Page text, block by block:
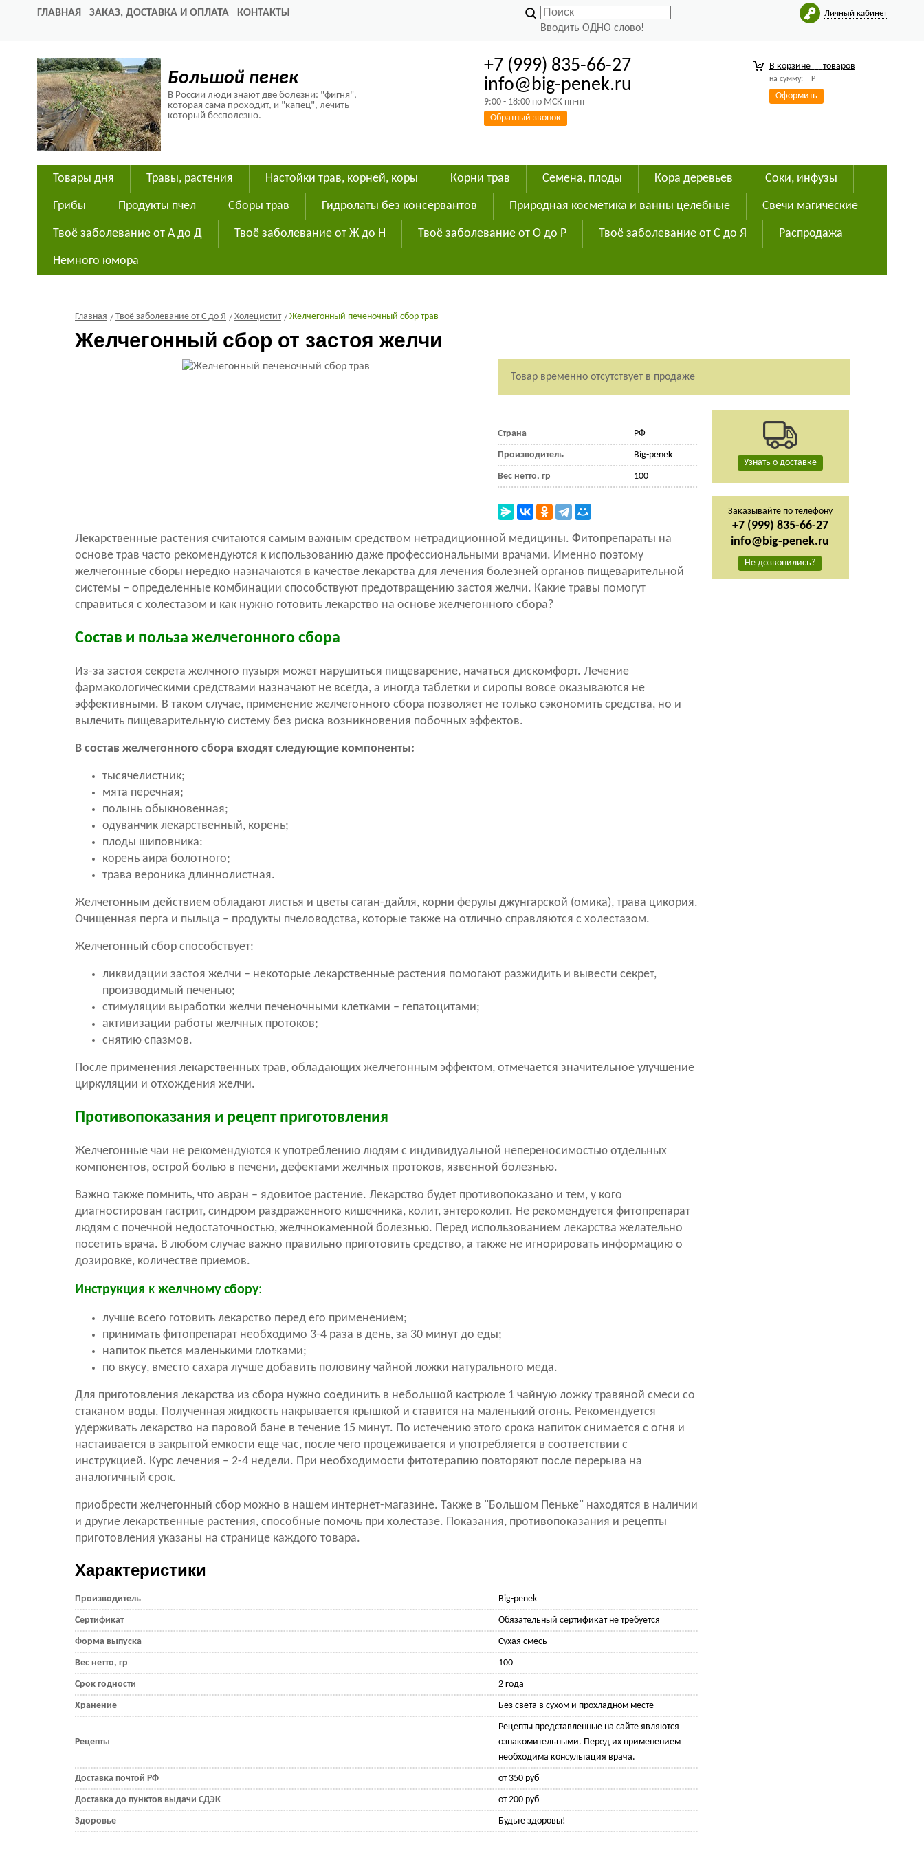
ГЛАВНАЯ ЗАКАЗ, ДОСТАВКА И ОПЛАТА
КОНТАКТЫ
Вводить ОДНО слово!
Личный кабинет
Большой пенек
В России люди знают две болезни: "фигня",
которая сама проходит, и "капец", лечить
который бесполезно.
+7 (999) 835-66-27
info@big-penek.ru
9:00 - 18:00 по МСК пн-пт
Обратный звонок
В корзине товаров
на сумму: Р
Оформить
Товары дня Травы, растения Настойки трав, корней, коры Корни трав Семена, плоды Кора деревьев Соки, инфузы
Грибы Продукты пчел Сборы трав Гидролаты без консервантов Природная косметика и ванны целебные Свечи магические
Твоё заболевание от А до Д Твоё заболевание от Ж до Н Твоё заболевание от О до Р Твоё заболевание от С до Я Распродажа
Немного юмора
Главная Твоё заболевание от С до Я Холецистит Желчегонный печеночный сбор трав
Желчегонный сбор от застоя желчи
Товар временно отсутствует в продаже
Страна РФ
Производитель Big-penek
Вес нетто, гр 100
Лекарственные растения считаются самым важным средством нетрадиционной медицины. Фитопрепараты на
основе трав часто рекомендуются к использованию даже профессиональными врачами. Именно поэтому
желчегонные сборы нередко назначаются в качестве лекарства для лечения болезней органов пищеварительной
системы – определенные комбинации способствуют предотвращению застоя желчи. Какие травы помогут
справиться с холестазом и как нужно готовить лекарство на основе желчегонного сбора?
Состав и польза желчегонного сбора
Из-за застоя секрета желчного пузыря может нарушиться пищеварение, начаться дискомфорт. Лечение
фармакологическими средствами назначают не всегда, а иногда таблетки и сиропы вовсе оказываются не
эффективными. В таком случае, применение желчегонного сбора позволяет не только сэкономить средства, но и
вылечить пищеварительную систему без риска возникновения побочных эффектов.
В состав желчегонного сбора входят следующие компоненты:
тысячелистник;
мята перечная;
полынь обыкновенная;
одуванчик лекарственный, корень;
плоды шиповника:
корень аира болотного;
трава вероника длиннолистная.
Желчегонным действием обладают листья и цветы саган-дайля, корни ферулы джунгарской (омика), трава цикория.
Очищенная перга и пыльца – продукты пчеловодства, которые также на отлично справляются с холестазом.
Желчегонный сбор способствует:
ликвидации застоя желчи – некоторые лекарственные растения помогают разжидить и вывести секрет,
производимый печенью;
стимуляции выработки желчи печеночными клетками – гепатоцитами;
активизации работы желчных протоков;
снятию спазмов.
После применения лекарственных трав, обладающих желчегонным эффектом, отмечается значительное улучшение
циркуляции и отхождения желчи.
Противопоказания и рецепт приготовления
Желчегонные чаи не рекомендуются к употреблению людям с индивидуальной непереносимостью отдельных
компонентов, острой болью в печени, дефектами желчных протоков, язвенной болезнью.
Важно также помнить, что авран – ядовитое растение. Лекарство будет противопоказано и тем, у кого
диагностирован гастрит, синдром раздраженного кишечника, колит, энтероколит. Не рекомендуется фитопрепарат
людям с почечной недостаточностью, желчнокаменной болезнью. Перед использованием лекарства желательно
посетить врача. В любом случае важно правильно приготовить средство, а также не игнорировать информацию о
дозировке, количестве приемов.
Инструкция к желчному сбору:
лучше всего готовить лекарство перед его применением;
принимать фитопрепарат необходимо 3-4 раза в день, за 30 минут до еды;
напиток пьется маленькими глотками;
по вкусу, вместо сахара лучше добавить половину чайной ложки натурального меда.
Для приготовления лекарства из сбора нужно соединить в небольшой кастрюле 1 чайную ложку травяной смеси со
стаканом воды. Полученная жидкость накрывается крышкой и ставится на маленький огонь. Рекомендуется
удерживать лекарство на паровой бане в течение 15 минут. По истечению этого срока напиток снимается с огня и
настаивается в закрытой емкости еще час, после чего процеживается и употребляется в соответствии с
инструкцией. Курс лечения – 2-4 недели. При необходимости фитотерапию повторяют после перерыва на
аналогичный срок.
приобрести желчегонный сбор можно в нашем интернет-магазине. Также в "Большом Пеньке" находятся в наличии
и другие лекарственные растения, способные помочь при холестазе. Показания, противопоказания и рецепты
приготовления указаны на странице каждого товара.
Характеристики
Производитель Big-penek
Сертификат Обязательный сертификат не требуется
Форма выпуска Сухая смесь
Вес нетто, гр 100
Срок годности 2 года
Хранение Без света в сухом и прохладном месте
Рецепты
Рецепты представленные на сайте являются
ознакомительными. Перед их применением
необходима консультация врача.
Доставка почтой РФ от 350 руб
Доставка до пунктов выдачи СДЭК от 200 руб
Здоровье Будьте здоровы!
Узнать о доставке
Заказывайте по телефону
+7 (999) 835-66-27
info@big-penek.ru
Не дозвонились?